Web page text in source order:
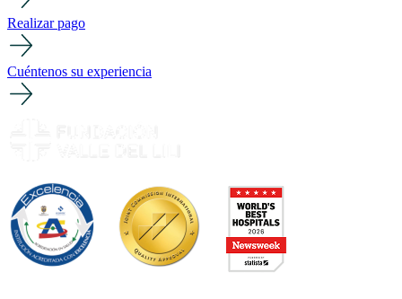
Realizar pago
Cuéntenos su experiencia